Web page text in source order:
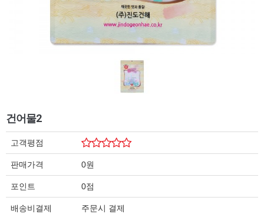
건어물2
고객평점
판매가격 0원
포인트 0점
배송비결제 주문시 결제